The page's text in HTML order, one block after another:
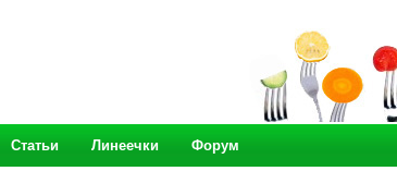
Статьи Линеечки Форум